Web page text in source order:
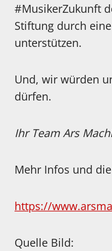
#MusikerZukunft
Stiftung durch
unterstützen.
Und, wir würden
dürfen.
Ihr Team Ars
Mehr Infos und
https://
Quelle Bild: